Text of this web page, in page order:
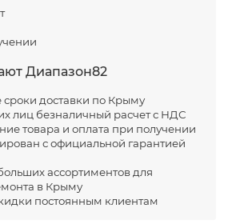
Диапазон82
доставки по Крыму
лиц безналичный расчет с НДС
товара и оплата при получении
с официальной гарантией
ассортиментов для
в Крыму
постоянным клиентам